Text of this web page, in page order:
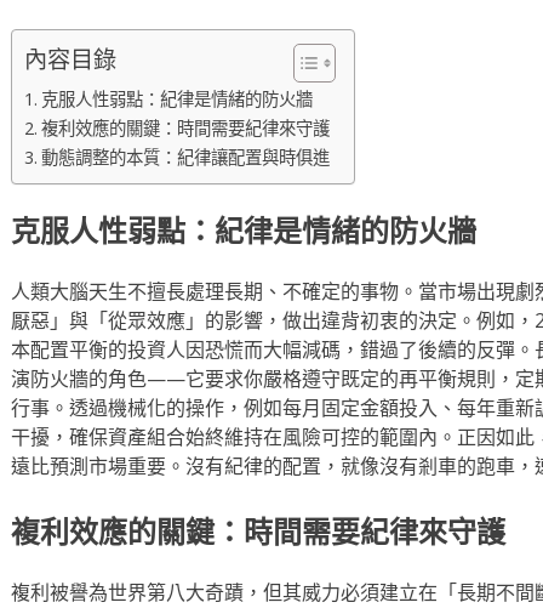
內容目錄
克服人性弱點：紀律是情緒的防火牆
複利效應的關鍵：時間需要紀律來守護
動態調整的本質：紀律讓配置與時俱進
克服人性弱點：紀律是情緒的防火牆
人類大腦天生不擅長處理長期、不確定的事物。當市場出現
厭惡」與「從眾效應」的影響，做出違背初衷的決定。例如
本配置平衡的投資人因恐慌而大幅減碼，錯過了後續的反彈
演防火牆的角色——它要求你嚴格遵守既定的再平衡規則，定
行事。透過機械化的操作，例如每月固定金額投入、每年重
干擾，確保資產組合始終維持在風險可控的範圍內。正因如
遠比預測市場重要。沒有紀律的配置，就像沒有剎車的跑車
複利效應的關鍵：時間需要紀律來守護
複利被譽為世界第八大奇蹟，但其威力必須建立在「長期不